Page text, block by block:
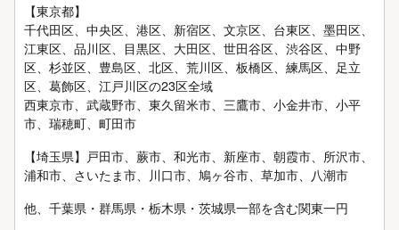
【東京都】
千代田区、中央区、港区、新宿区、文京区、台東区、墨田区、
江東区、品川区、目黒区、大田区、世田谷区、渋谷区、中野
区、杉並区、豊島区、北区、荒川区、板橋区、練馬区、足立
区、葛飾区、江戸川区の23区全域
西東京市、武蔵野市、東久留米市、三鷹市、小金井市、小平
市、瑞穂町、町田市
【埼玉県】戸田市、蕨市、和光市、新座市、朝霞市、所沢市、
浦和市、さいたま市、川口市、鳩ヶ谷市、草加市、八潮市
他、千葉県・群馬県・栃木県・茨城県一部を含む関東一円